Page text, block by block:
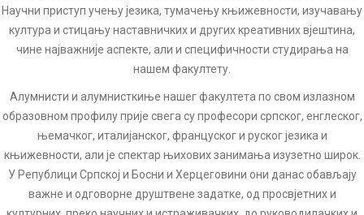
Научни приступ учењу језика, тумачењу књижевности, изучавању
култура и стицању наставничких и других креативних вјештина,
чине најважније аспекте, али и специфичности студирања на
нашем факултету.
Алумнисти и алумнисткиње нашег факултета по свом излазном
образовном профилу прије свега су професори српског, енглеског,
њемачког, италијанског, француског и руског језика и
књижевности, али је спектар њихових занимања изузетно широк.
У Републици Српској и Босни и Херцеговини они данас обављају
важне и одговорне друштвене задатке, од просвјетних и